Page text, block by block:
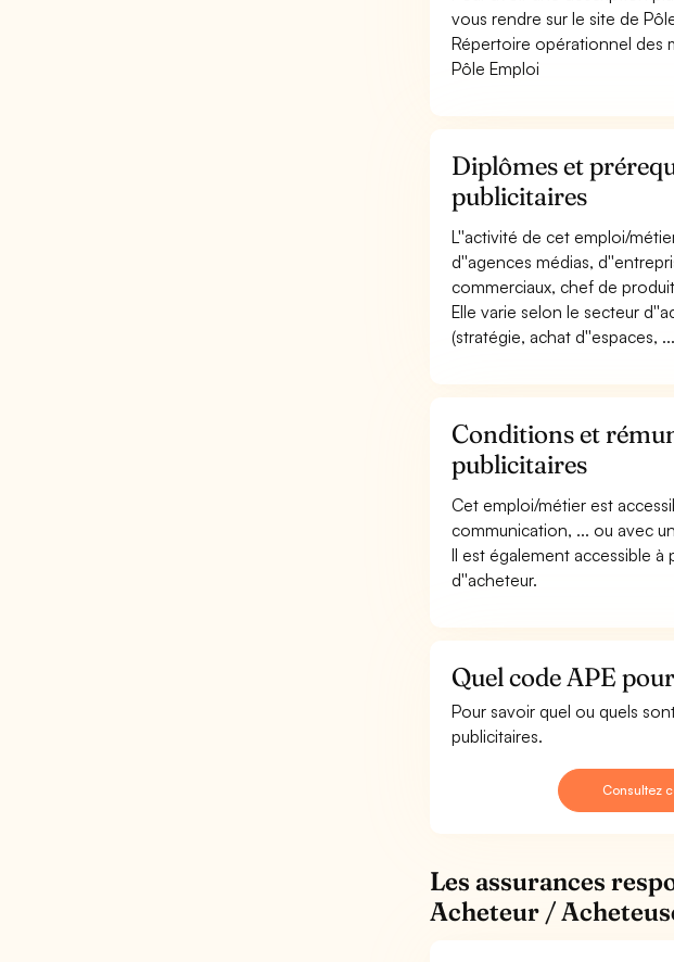
vous rendre sur le site de
Répertoire opérationnel des
Pôle Emploi
Diplômes et
publicitaires
L''activité de cet emploi/
d''agences médias,
commerciaux, chef de
Elle varie selon le secteur
(stratégie, achat d''espaces,
Conditions et
publicitaires
Cet emploi/métier est
communication, ... ou avec
Il est également accessible
d''acheteur.
Quel code APE
Pour savoir quel ou quels
publicitaires.
Consultez
Les assurances
Acheteur /